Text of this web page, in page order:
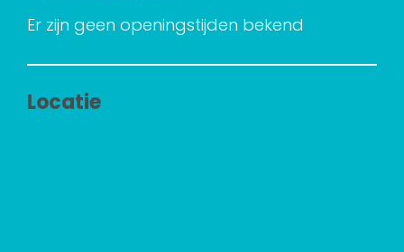
Er zijn geen openingstijden bekend
Locatie